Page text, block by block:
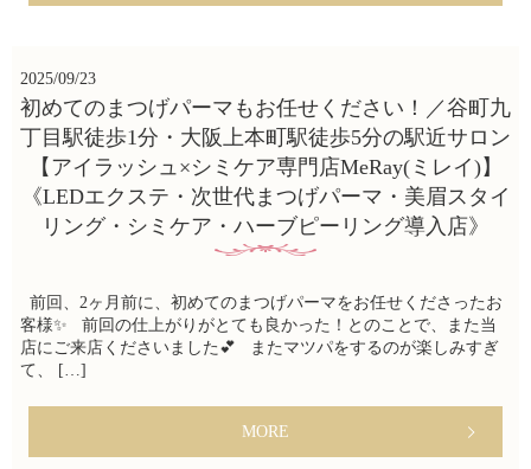
2025/09/23
初めてのまつげパーマもお任せください！／谷町九
丁目駅徒歩1分・大阪上本町駅徒歩5分の駅近サロン
【アイラッシュ×シミケア専門店MeRay(ミレイ)】
《LEDエクステ・次世代まつげパーマ・美眉スタイ
リング・シミケア・ハーブピーリング導入店》
前回、2ヶ月前に、初めてのまつげパーマをお任せくださったお
客様✨ 前回の仕上がりがとても良かった！とのことで、また当
店にご来店くださいました💕 またマツパをするのが楽しみすぎ
て、 […]
MORE